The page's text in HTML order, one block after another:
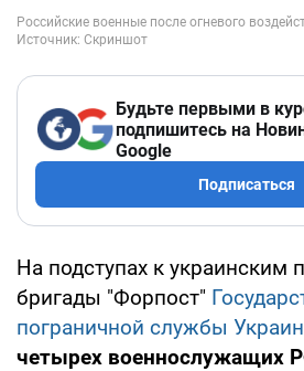
Будьте первыми в
подпишитесь на
Google
Подписаться
На подступах к украинским
бригады "Форпост"
пограничной службы
четырех военнослужащих